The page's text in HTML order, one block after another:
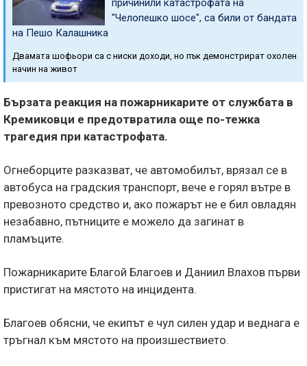
причинили катастрофата на
"Челопешко шосе", са били от бандата
на Пешо Калашника
Двамата шофьори са с ниски доходи, но пък демонстрират охолен
начин на живот
Бързата реакция на пожарникарите от службата в
Кремиковци е предотвратила още по-тежка
трагедия при катастрофата.
Огнеборците разказват, че автомобилът, врязал се в
автобуса на градския транспорт, вече е горял вътре в
превозното средство и, ако пожарът не е бил овладян
незабавно, пътниците е можело да загинат в
пламъците.
Пожарникарите Благой Благоев и Даниил Влахов първи
пристигат на мястото на инцидента.
Благоев обясни, че екипът е чул силен удар и веднага е
тръгнал към мястото на произшествието.